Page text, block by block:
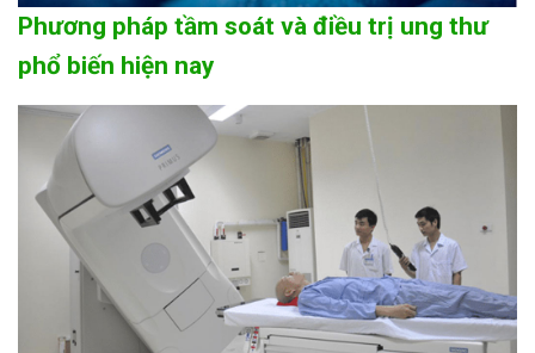
Phương pháp tầm soát và điều trị ung thư
phổ biến hiện nay